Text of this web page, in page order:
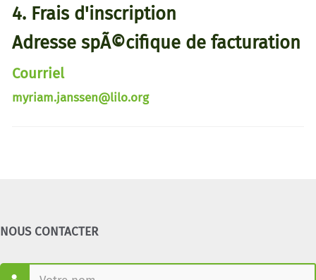
4. Frais d'inscription
Adresse spÃ©cifique de facturation
Courriel
myriam.janssen@lilo.org
NOUS CONTACTER